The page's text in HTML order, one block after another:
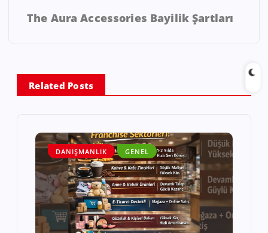
The Aura Accessories Bayilik Şartları
Related Posts
DANIŞMANLIK GENEL